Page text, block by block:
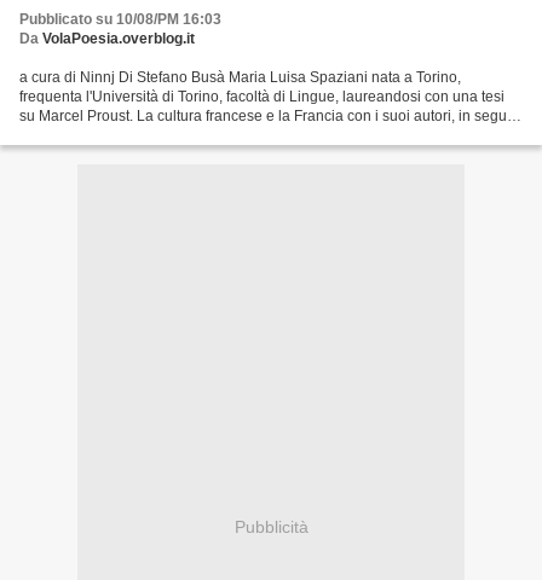
Pubblicato su 10/08/PM 16:03
Da VolaPoesia.overblog.it
a cura di Ninnj Di Stefano Busà Maria Luisa Spaziani nata a Torino,
frequenta l'Università di Torino, facoltà di Lingue, laureandosi con una tesi
su Marcel Proust. La cultura francese e la Francia con i suoi autori, in seguito
Pubblicità